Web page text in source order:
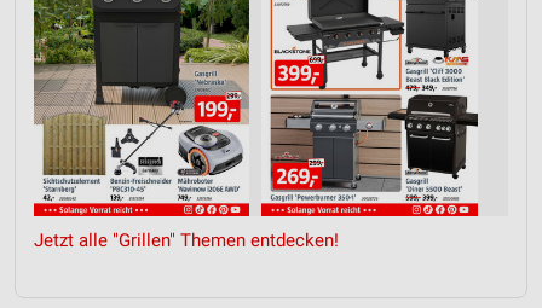
Jetzt alle "Grillen" Themen entdecken!